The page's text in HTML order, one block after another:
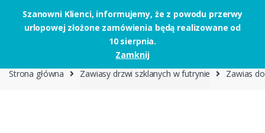
Skip to navigation
Skip to content
Strona główna Zawiasy drzwi szklanych w futrynie Zawias
Szanowni Klienci, informujemy, że z powodu przerwy
urlopowej złożone zamówienia będą realizowane od
10 sierpnia.
Zamknij